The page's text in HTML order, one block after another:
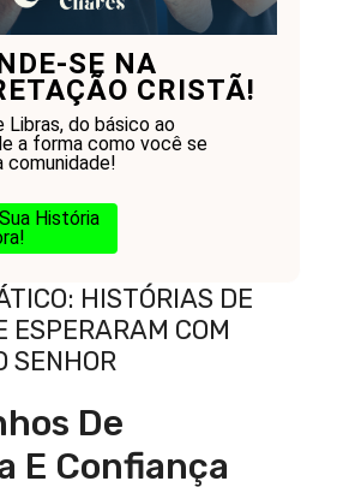
SE NA
CRISTÃ!
Libras, do básico ao
a forma como você se
História
HISTÓRIAS DE
ESPERARAM COM
SENHOR
De
E Confiança